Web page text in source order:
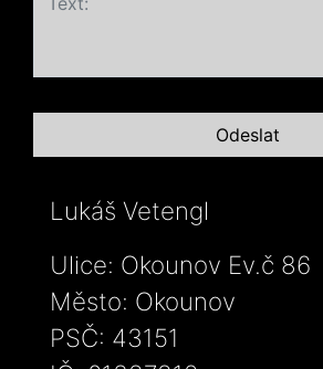
Lukáš Vetengl
Ulice: Okounov Ev.č 86
Město: Okounov
PSČ: 43151